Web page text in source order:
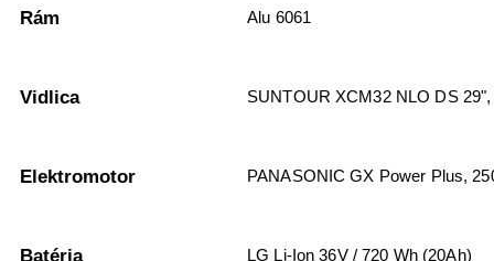
Rám Alu 6061
Vidlica SUNTOUR XCM32 NLO DS
Elektromotor PANASONIC GX Power Plus,
Batéria LG Li-Ion 36V / 720 Wh (20Ah)